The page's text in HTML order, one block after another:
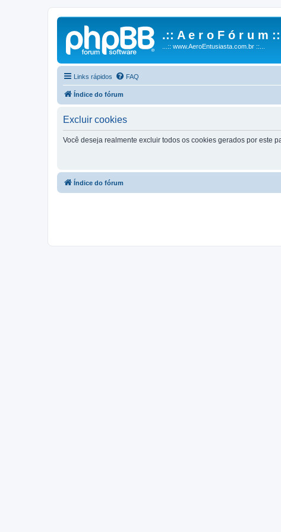
.:: A e r o F ó r u m
...:: www.AeroEntusiasta.com.br ::...
Links rápidos FAQ
Índice do fórum
Excluir cookies
Você deseja realmente excluir todos os cookies gerados por este
Índice do fórum